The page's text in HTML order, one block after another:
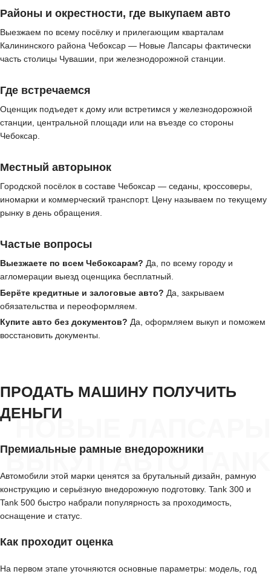
Районы и окрестности, где выкупаем авто
Выезжаем по всему посёлку и прилегающим кварталам
Калининского района Чебоксар — Новые Лапсары фактически
часть столицы Чувашии, при железнодорожной станции.
Где встречаемся
Оценщик подъедет к дому или встретимся у железнодорожной
станции, центральной площади или на въезде со стороны
Чебоксар.
Местный авторынок
Городской посёлок в составе Чебоксар — седаны, кроссоверы,
иномарки и коммерческий транспорт. Цену называем по текущему
рынку в день обращения.
Частые вопросы
Выезжаете по всем Чебоксарам? Да, по всему городу и
агломерации выезд оценщика бесплатный.
Берёте кредитные и залоговые авто? Да, закрываем
обязательства и переоформляем.
Купите авто без документов? Да, оформляем выкуп и поможем
восстановить документы.
НОВЫЕ ЛАПСАРЫ
ВЫКУП АВТО TANK
ПРОДАТЬ МАШИНУ ПОЛУЧИТЬ
ДЕНЬГИ
Премиальные рамные внедорожники
Автомобили этой марки ценятся за брутальный дизайн, рамную
конструкцию и серьёзную внедорожную подготовку. Tank 300 и
Tank 500 быстро набрали популярность за проходимость,
оснащение и статус.
Как проходит оценка
На первом этапе уточняются основные параметры: модель, год